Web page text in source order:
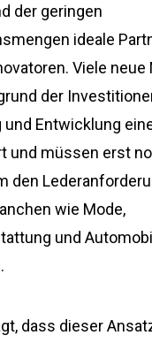
der geringen
ideale
Viele neue
der
und Entwicklung
und müssen erst
den
wie Mode,
und
dass dieser